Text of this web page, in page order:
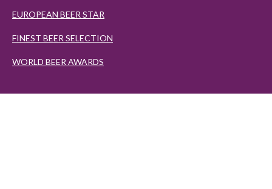
EUROPEAN BEER STAR
FINEST BEER SELECTION
WORLD BEER AWARDS